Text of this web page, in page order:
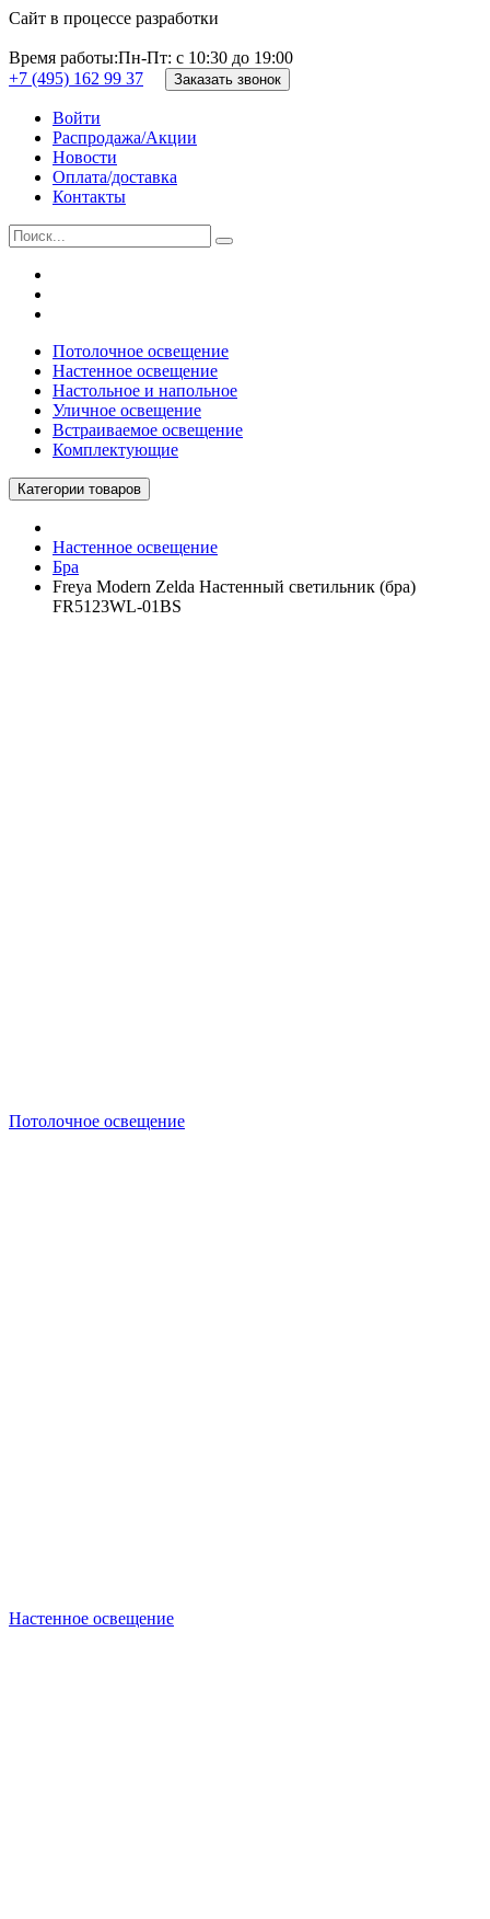
Сайт в процессе разработки
Время работы:Пн-Пт: с 10:30 до 19:00
+7 (495) 162 99 37
Заказать звонок
Войти
Распродажа/Акции
Новости
Оплата/доставка
Контакты
Потолочное освещение
Настенное освещение
Настольное и напольное
Уличное освещение
Встраиваемое освещение
Комплектующие
Категории товаров
Настенное освещение
Бра
Freya Modern Zelda Настенный светильник (бра)
FR5123WL-01BS
Потолочное освещение
Настенное освещение